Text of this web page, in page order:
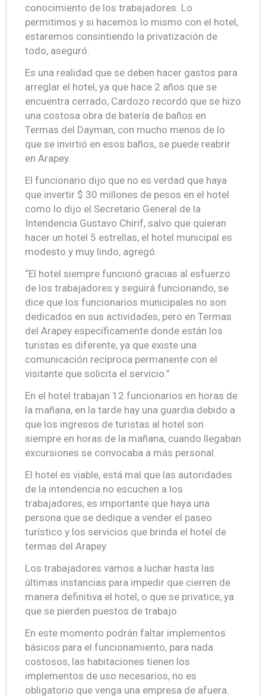
conocimiento de los trabajadores. Lo
permitimos y si hacemos lo mismo con el hotel,
estaremos consintiendo la privatización de
todo, aseguró.
Es una realidad que se deben hacer gastos para
arreglar el hotel, ya que hace 2 años que se
encuentra cerrado, Cardozo recordó que se hizo
una costosa obra de batería de baños en
Termas del Dayman, con mucho menos de lo
que se invirtió en esos baños, se puede reabrir
en Arapey.
El funcionario dijo que no es verdad que haya
que invertir $ 30 millones de pesos en el hotel
como lo dijo el Secretario General de la
Intendencia Gustavo Chirif, salvo que quieran
hacer un hotel 5 estrellas, el hotel municipal es
modesto y muy lindo, agregó.
“El hotel siempre funcionó gracias al esfuerzo
de los trabajadores y seguirá funcionando, se
dice que los funcionarios municipales no son
dedicados en sus actividades, pero en Termas
del Arapey específicamente donde están los
turistas es diferente, ya que existe una
comunicación recíproca permanente con el
visitante que solicita el servicio.”
En el hotel trabajan 12 funcionarios en horas de
la mañana, en la tarde hay una guardia debido a
que los ingresos de turistas al hotel son
siempre en horas de la mañana, cuando llegaban
excursiones se convocaba a más personal.
El hotel es viable, está mal que las autoridades
de la intendencia no escuchen a los
trabajadores, es importante que haya una
persona que se dedique a vender el paseo
turístico y los servicios que brinda el hotel de
termas del Arapey.
Los trabajadores vamos a luchar hasta las
últimas instancias para impedir que cierren de
manera definitiva el hotel, o que se privatice, ya
que se pierden puestos de trabajo.
En este momento podrán faltar implementos
básicos para el funcionamiento, para nada
costosos, las habitaciones tienen los
implementos de uso necesarios, no es
obligatorio que venga una empresa de afuera.